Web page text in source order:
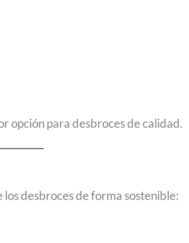
opción para desbroces de calidad.
desbroces de forma sostenible: